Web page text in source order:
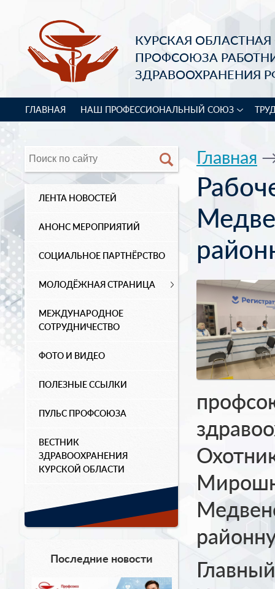
КУРСКАЯ
ПРОФСОЮЗА
ЗДРАВООХРАНЕНИЯ
ГЛАВНАЯ НАШ ПРОФЕССИОНАЛЬНЫЙ СОЮЗ
ЛЕНТА НОВОСТЕЙ
АНОНС МЕРОПРИЯТИЙ
СОЦИАЛЬНОЕ ПАРТНЁРСТВО
МОЛОДЁЖНАЯ СТРАНИЦА
МЕЖДУНАРОДНОЕ
СОТРУДНИЧЕСТВО
ФОТО И ВИДЕО
ПОЛЕЗНЫЕ ССЫЛКИ
ПУЛЬС ПРОФСОЮЗА
ВЕСТНИК
ЗДРАВООХРАНЕНИЯ
КУРСКОЙ ОБЛАСТИ
Последние новости
Главная